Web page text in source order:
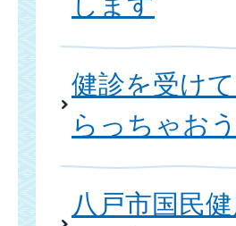
健診を受け
らっちゃお
八戸市国民